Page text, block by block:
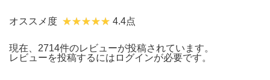
オススメ度 4.4点
現在、2714件のレビューが投稿されています。
レビューを投稿するには ログインが必要です。